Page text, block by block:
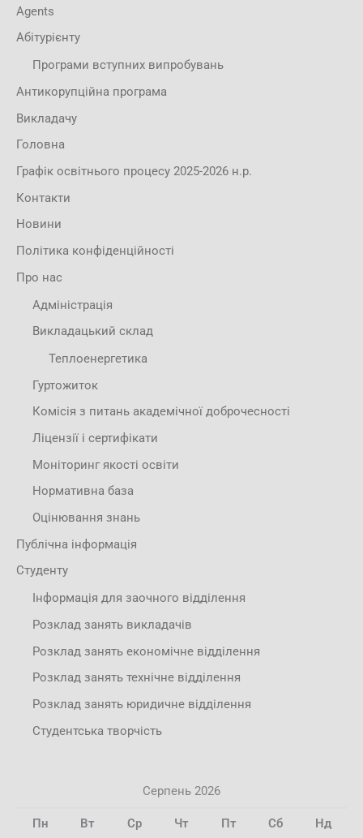
Agents
Абітурієнту
Програми вступних випробувань
Антикорупційна програма
Викладачу
Головна
Графік освітнього процесу 2025-2026 н.р.
Контакти
Новини
Політика конфіденційності
Про нас
Адміністрація
Викладацький склад
Теплоенергетика
Гуртожиток
Комісія з питань академічної доброчесності
Ліцензії і сертифікати
Моніторинг якості освіти
Нормативна база
Оцінювання знань
Публічна інформація
Студенту
Інформація для заочного відділення
Розклад занять викладачів
Розклад занять економічне відділення
Розклад занять технічне відділення
Розклад занять юридичне відділення
Студентська творчість
Серпень 2026
Пн Вт Ср Чт Пт Сб Нд